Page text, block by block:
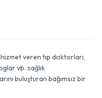
veren tıp doktorları,
vb. sağlık
buluşturan bağımsız bir